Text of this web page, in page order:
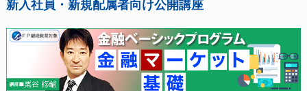
新入社員・新規配属者向け公開講座